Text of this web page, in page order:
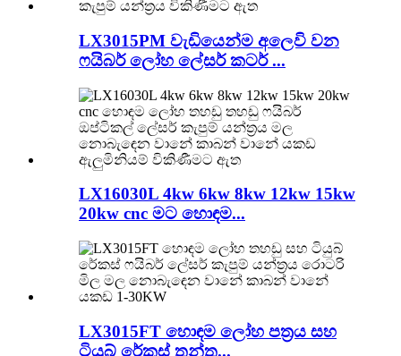
LX3015PM වැඩියෙන්ම අලෙවි වන
ෆයිබර් ලෝහ ලේසර් කටර් ...
LX16030L 4kw 6kw 8kw 12kw 15kw
20kw cnc මට හොඳම...
LX3015FT හොඳම ලෝහ පත්‍රය සහ
ටියුබ් රේකස් තන්තු...